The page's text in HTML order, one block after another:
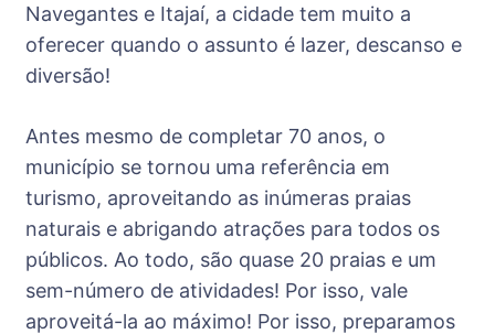
Navegantes e Itajaí, a cidade tem muito a
oferecer quando o assunto é lazer, descanso e
diversão!
Antes mesmo de completar 70 anos, o
município se tornou uma referência em
turismo, aproveitando as inúmeras praias
naturais e abrigando atrações para todos os
públicos. Ao todo, são quase 20 praias e um
sem-número de atividades! Por isso, vale
aproveitá-la ao máximo! Por isso, preparamos